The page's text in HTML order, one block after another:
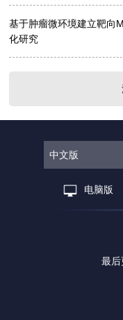
基于肿瘤微环境建立靶向
化研究
中文版
电脑版
最后